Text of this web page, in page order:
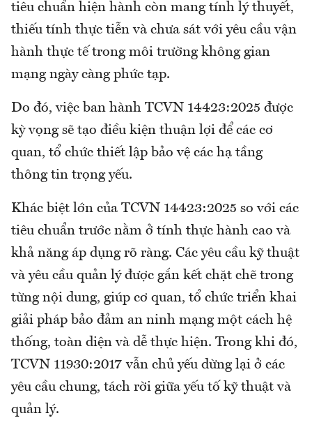
tiêu chuẩn hiện hành còn mang tính lý thuyết,
thiếu tính thực tiễn và chưa sát với yêu cầu vận
hành thực tế trong môi trường không gian
mạng ngày càng phức tạp.
Do đó, việc ban hành TCVN 14423:2025 được
kỳ vọng sẽ tạo điều kiện thuận lợi để các cơ
quan, tổ chức thiết lập bảo vệ các hạ tầng
thông tin trọng yếu.
Khác biệt lớn của TCVN 14423:2025 so với các
tiêu chuẩn trước nằm ở tính thực hành cao và
khả năng áp dụng rõ ràng. Các yêu cầu kỹ thuật
và yêu cầu quản lý được gắn kết chặt chẽ trong
từng nội dung, giúp cơ quan, tổ chức triển khai
giải pháp bảo đảm an ninh mạng một cách hệ
thống, toàn diện và dễ thực hiện. Trong khi đó,
TCVN 11930:2017 vẫn chủ yếu dừng lại ở các
yêu cầu chung, tách rời giữa yếu tố kỹ thuật và
quản lý.